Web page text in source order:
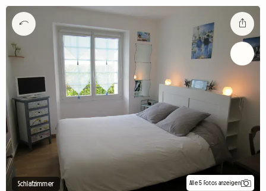
Schlafzimmer Alle 5 Fotos anzeigen